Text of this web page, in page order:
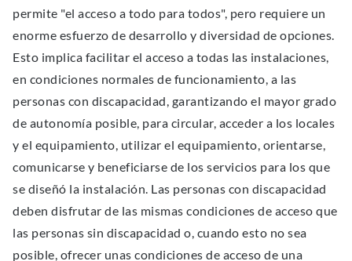
permite "el acceso a todo para todos", pero requiere un
enorme esfuerzo de desarrollo y diversidad de opciones.
Esto implica facilitar el acceso a todas las instalaciones,
en condiciones normales de funcionamiento, a las
personas con discapacidad, garantizando el mayor grado
de autonomía posible, para circular, acceder a los locales
y el equipamiento, utilizar el equipamiento, orientarse,
comunicarse y beneficiarse de los servicios para los que
se diseñó la instalación. Las personas con discapacidad
deben disfrutar de las mismas condiciones de acceso que
las personas sin discapacidad o, cuando esto no sea
posible, ofrecer unas condiciones de acceso de una